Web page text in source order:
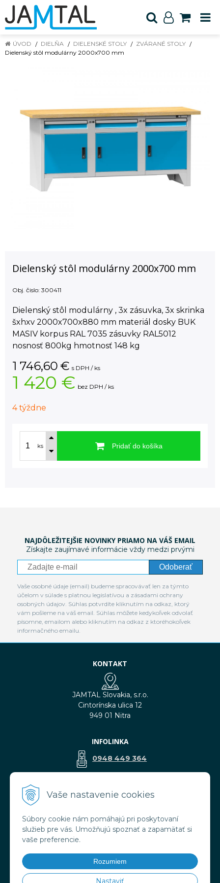
Vaše nastavenie cookies
Súbory cookie nám pomáhajú pri poskytovaní
služieb pre vás. Umožňujú spoznať a zapamätať si
vaše preferencie.
Rozumiem
Nastaviť
ÚVOD DIELŇA DIELENSKÉ STOLY
ZVÁRANÉ STOLY
Dielenský stôl modulárny 2000x700 mm
Dielenský stôl modulárny 2000x700 mm
Obj. čislo: 300411
Dielenský stôl modulárny , 3x zásuvka, 3x skrinka
šxhxv 2000x700x880 mm materiál dosky BUK
MASIV korpus RAL 7035 zásuvky RAL5012
nosnosť 800kg hmotnosť 148 kg
1 746,60 € s DPH / ks
1 420 € bez DPH / ks
4 týždne
ks Pridať do košíka
NAJDÔLEŽITEJŠIE NOVINKY PRIAMO NA VÁŠ EMAIL
Získajte zaujímavé informácie vždy medzi prvými
Odoberať
Vaše osobné údaje (email) budeme spracovávať len za týmto
účelom v súlade s platnou legislatívou a zásadami ochrany
osobných údajov. Súhlas potvrdíte kliknutím na odkaz, ktorý
vám pošleme na váš email. Súhlas môžete kedykoľvek odvolať
písomne, emailom alebo kliknutím na odkaz z ktoréhokoľvek
informačného emailu.
KONTAKT
JAMTAL Slovakia, s.r.o.
Cintorínska ulica 12
949 01 Nitra
INFOLINKA
0948 449 364
VŠETKO O NÁKUPE
Obchodné podmienky
Doprava a platba
Ochrana osobných údajov